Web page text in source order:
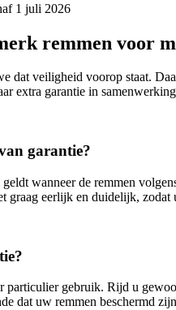
1 juli 2026
remmen voor
dat veiligheid voorop staat.
extra garantie in
garantie?
geldt wanneer de remmen
graag eerlijk en duidelijk, zodat
particulier gebruik. Rijd u
dat uw remmen beschermd